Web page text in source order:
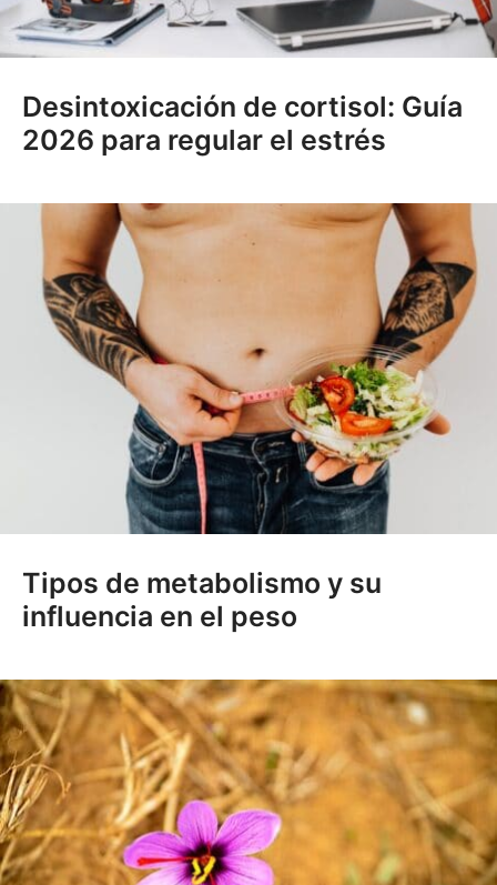
Desintoxicación de cortisol: Guía
2026 para regular el estrés
Tipos de metabolismo y su
influencia en el peso